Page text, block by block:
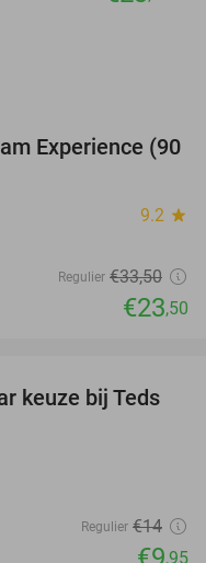
30%
Experience (90
9.2 star
Regulier €33,50
€23,50
29%
keuze bij Teds
Regulier €14
,95